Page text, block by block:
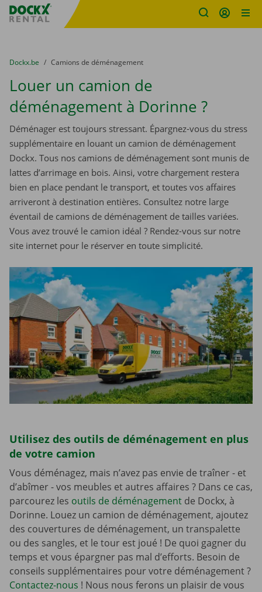
sitename
You are here:
du
Dockx.be to
Camions de déménagement
Louer un camion de
déménagement à Dorinne ?
Déménager est toujours stressant. Épargnez-vous du stress
supplémentaire en louant un camion de déménagement
Dockx. Tous nos camions de déménagement sont munis de
lattes d’arrimage en bois. Ainsi, votre chargement restera
bien en place pendant le transport, et toutes vos affaires
arriveront à destination entières. Consultez notre large
éventail de camions de déménagement de tailles variées.
Vous avez trouvé le camion idéal ? Rendez-vous sur notre
site internet pour le réserver en toute simplicité.
Utilisez des outils de déménagement en plus
de votre camion
Vous déménagez, mais n’avez pas envie de traîner - et
d’abîmer - vos meubles et autres affaires ? Dans ce cas,
parcourez les outils de déménagement de Dockx, à
Dorinne. Louez un camion de déménagement, ajoutez
des couvertures de déménagement, un transpalette
ou des sangles, et le tour est joué ! De quoi gagner du
temps et vous épargner pas mal d’efforts. Besoin de
conseils supplémentaires pour votre déménagement ?
Contactez-nous ! Nous nous ferons un plaisir de vous